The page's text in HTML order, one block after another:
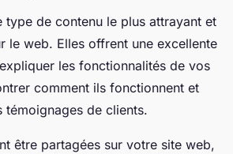
type de contenu le plus attrayant et
le web. Elles offrent une excellente
les fonctionnalités de vos
comment ils fonctionnent et
témoignages de clients.
être partagées sur votre site web,